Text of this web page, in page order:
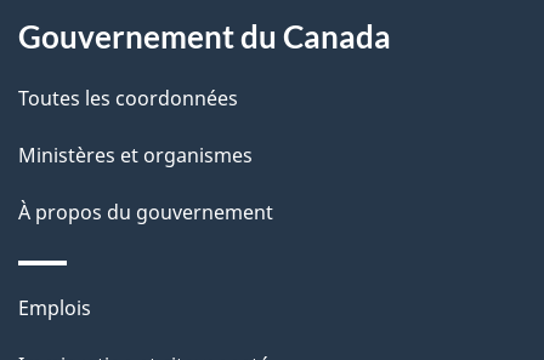
d
e
p
a
site
Gouvernement du Canada
Toutes les coordonnées
Ministères et organismes
À propos du gouvernement
Thèmes
Emplois